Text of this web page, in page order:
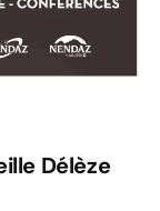
Délèze